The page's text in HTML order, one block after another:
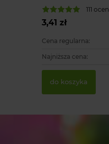
111 ocen
3,41 zł
Cena regularna:
Najniższa cena:
do koszyka